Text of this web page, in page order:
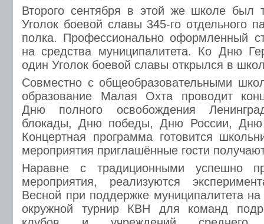
Второго сентября в этой же школе был
Уголок боевой славы 345-го отдельного
полка. Профессионально оформленный
на средства муниципалитета. Ко Дню
один Уголок боевой славы открылся в
Совместно с общеобразовательными
образование Малая Охта проводит
Дню полного освобождения
блокады, Дню победы, Дню России, Дню
Концертная программа готовится
мероприятия приглашённые гости
Наравне с традиционными успешно
мероприятия, реализуются
Весной при поддержке муниципалитета
окружной турнир КВН для команд